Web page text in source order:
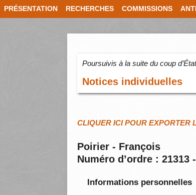
PRÉSENTATION RECHERCHES COMMISSIONS
Poursuivis à la suite du coup
Notices individuelles
CLIQUER ICI POUR EXPORTER
Poirier - François
Numéro d’ordre :
Informations personnelles